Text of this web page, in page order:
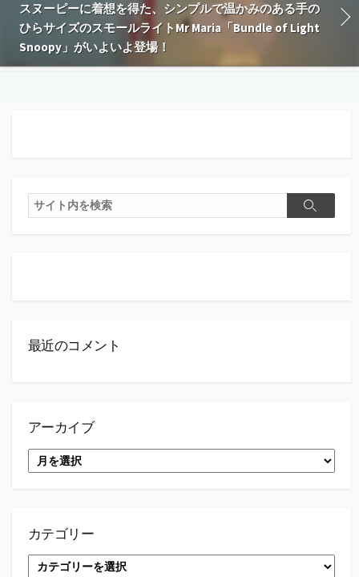
スヌーピーに着想を得た、シンプルで温かみのある手の
ひらサイズのスモールライトMr Maria「Bundle of Light
Snoopy」がいよいよ登場！
検
索
検
最近のコメント
アーカイブ
ー
カテゴリー
カ